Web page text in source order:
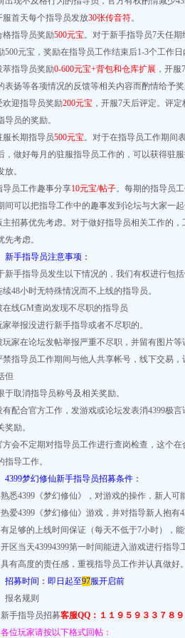
服首天每个指导员发放30张传音符。
格指导员奖励500元宝。对于新手指导员7天任
500元宝，奖励在指导员工作结束后1-3个工作日
萃指导员奖励0-600元宝+背包和仓库扩展 ，开
表扬等各项情况的反馈等相关内容而酌情给予奖
欢迎指导员奖励200元宝 ，开服7天后评定。评
导员的奖励。
服长期指导员500元宝。对于在指导员工作期间
，做好每月的驻服指导员工作的，可以获得驻
放。
导员工作趣事分享10元宝/帖子。每期的指导员
间可以把指导工作中的趣事发到论坛与大家一
主招募优先考虑。对于做好指导员相关工作的
先考虑。
新手指导员注意事项：
新手指导员发生以下情况的，我们有权进行包
续48小时无特殊情况而不上线的指导员。
在线GM查岗发现不尽职的指导员
家举报没进行新手指导或者不尽职的。
玩家在论坛发帖举报严重不尽职，并留有图片等
禁指导员工作期间与他人共享帐号，线下交易
但
于取消指导员称号及相关奖励。
有配合官方工作，发游戏或论坛发表消4399极
奖励。
方会不定期对指导员工作进行查岗检查，这个
指导工作。
4399梦幻修仙新手指导员招募条件：
悉4399《梦幻修仙》，对游戏的操作，新人可
爱4399《梦幻修仙》游戏，并对指导新人抱有
足够的上线时间保证（每天不低于7小时），
区当天43994399第一时间能进入游戏进行指导
有高度的责任感，重视指导员工作并认真做好。
招募时间：即日起至97服开启前
报名规则
手指导员招募客服QQ： １１９５９３３７８９
各位玩家请按以下格式回帖：